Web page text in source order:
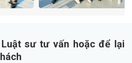
sư tư vấn hoặc để lại